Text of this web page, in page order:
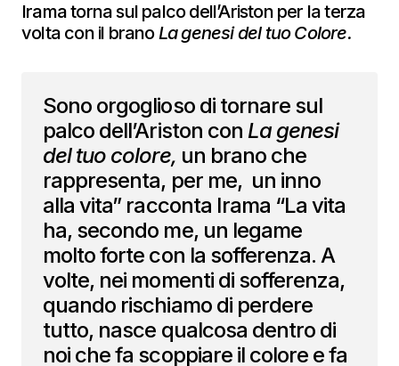
Irama torna sul palco dell’Ariston per la terza
volta con il branoLa genesi del tuo Colore.
Sono orgoglioso di tornare sul
palco dell’Ariston con La genesi
del tuo colore, un brano che
rappresenta, per me, un inno
alla vita” racconta Irama “La vita
ha, secondo me, un legame
molto forte con la sofferenza. A
volte, nei momenti di sofferenza,
quando rischiamo di perdere
tutto, nasce qualcosa dentro di
noi che fa scoppiare il colore e fa